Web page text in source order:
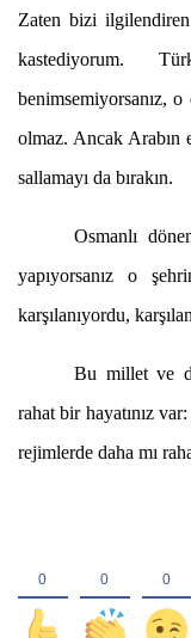
Zaten bizi
kastediyorum.
benimsemiyorsanız,
olmaz. Ancak Arabın
sallamayı da bırakın.
Osmanlı
yapıyorsanız o
karşılanıyordu,
Bu millet ve
rahat bir hayatınız
rejimlerde daha mı